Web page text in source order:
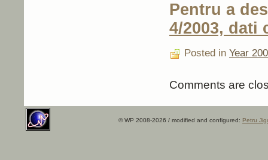
Pentru a
4/2003,
Posted in Year
Comments are
© WP 2008-2026 / modified and configured: Petru